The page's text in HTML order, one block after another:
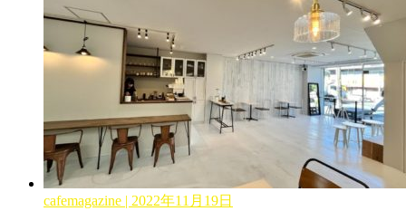
cafemagazine | 2022年11月19日